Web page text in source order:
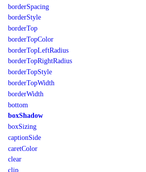
borderSpacing
borderStyle
borderTop
borderTopColor
borderTopLeftRadius
borderTopRightRadius
borderTopStyle
borderTopWidth
borderWidth
bottom
boxShadow
boxSizing
captionSide
caretColor
clear
clip